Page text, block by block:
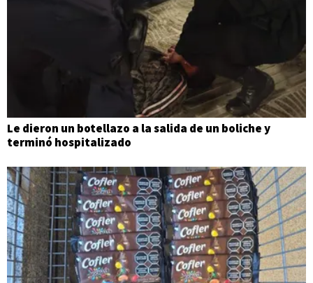
Le dieron un botellazo a la salida de un boliche y
terminó hospitalizado